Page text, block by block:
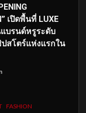
เปิดพื้นที่ LUXE
บรนด์หรูระดับ
สโตร์แห่งแรกใน
FASHION